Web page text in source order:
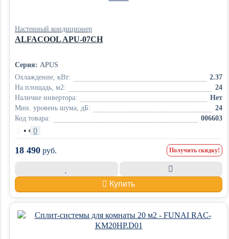
Настенный кондиционер
ALFACOOL APU-07CH
Серия: APUS
Охлаждение, кВт:
2.37
На площадь, м2:
24
Наличие инвертора:
Нет
Мин. уровень шума, дБ:
24
Код товара:
006603
• 0
18 490 руб. Получить скидку!
Купить